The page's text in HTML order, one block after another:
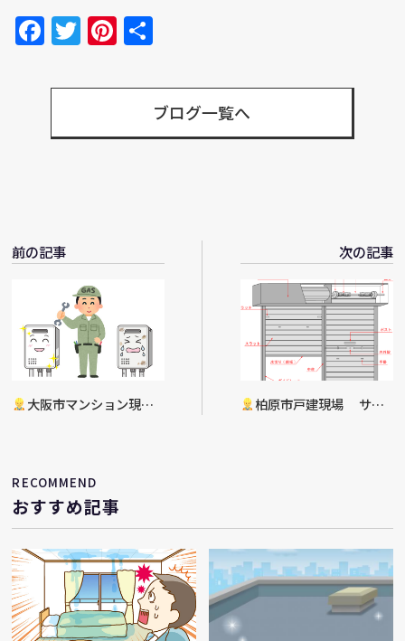
Facebook
TwitterPinterest
ブログ一覧へ
前の記事
大阪市マンション現
次の記事
柏原市戸建現場 サッ
RECOMMEND
おすすめ記事